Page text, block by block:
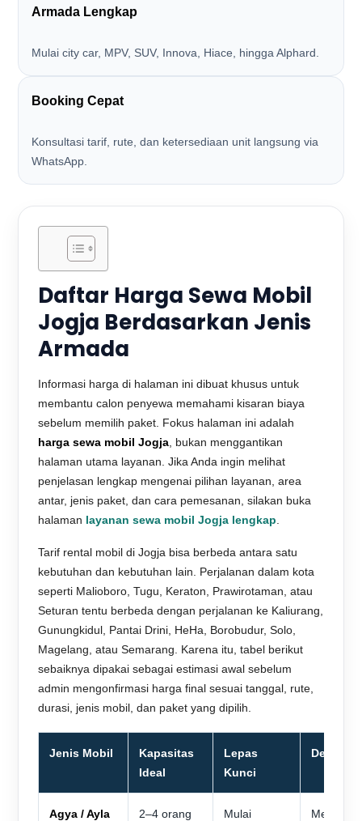
Armada Lengkap
Mulai city car, MPV, SUV, Innova, Hiace, hingga Alphard.
Booking Cepat
Konsultasi tarif, rute, dan ketersediaan unit langsung via
WhatsApp.
Daftar Harga Sewa Mobil
Jogja Berdasarkan Jenis
Armada
Informasi harga di halaman ini dibuat khusus untuk
membantu calon penyewa memahami kisaran biaya
sebelum memilih paket. Fokus halaman ini adalah
harga sewa mobil Jogja , bukan menggantikan
halaman utama layanan. Jika Anda ingin melihat
penjelasan lengkap mengenai pilihan layanan, area
antar, jenis paket, dan cara pemesanan, silakan buka
halaman layanan sewa mobil Jogja lengkap
Tarif rental mobil di Jogja bisa berbeda antara satu
kebutuhan dan kebutuhan lain. Perjalanan dalam kota
seperti Malioboro, Tugu, Keraton, Prawirotaman, atau
Seturan tentu berbeda dengan perjalanan ke Kaliurang,
Gunungkidul, Pantai Drini, HeHa, Borobudur, Solo,
Magelang, atau Semarang. Karena itu, tabel berikut
sebaiknya dipakai sebagai estimasi awal sebelum
admin mengonfirmasi harga final sesuai tanggal, rute,
durasi, jenis mobil, dan paket yang dipilih.
Jenis Mobil
Kapasitas
Ideal
Lepas
Kunci
Dengan
Agya / Ayla 2–4 orang
Mulai